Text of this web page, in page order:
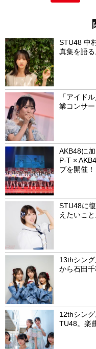
STU48 中
真集を語る
「アイド
業コンサー
AKB48に
P-T ×
ブを開催！
STU48に
えたいこと
13thシン
から石田
12thシン
TU48。楽